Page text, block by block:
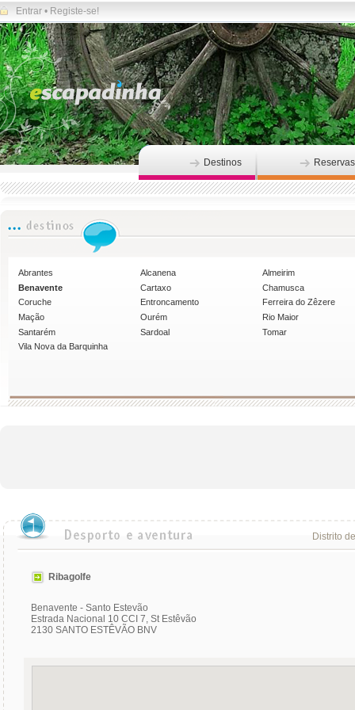
Entrar • Registe-se!
Destinos Reservas
Abrantes Alcanena
Almeirim
Benavente
Cartaxo
Chamusca
Coruche
Entroncamento
Ferreira do Zêzere
Mação
Ourém
Rio Maior
Santarém
Sardoal
Tomar
Vila Nova da Barquinha
Distrito de
Ribagolfe
Benavente - Santo Estevão
Estrada Nacional 10 CCI 7, St Estêvão
2130 SANTO ESTÊVÃO BNV